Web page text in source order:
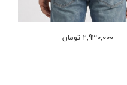
2,930,000 تومان